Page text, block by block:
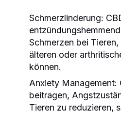
Schmerzlinderung:
Schmerzen bei
älteren oder
können.
Anxiety Management:
beitragen,
Tieren zu reduzieren,